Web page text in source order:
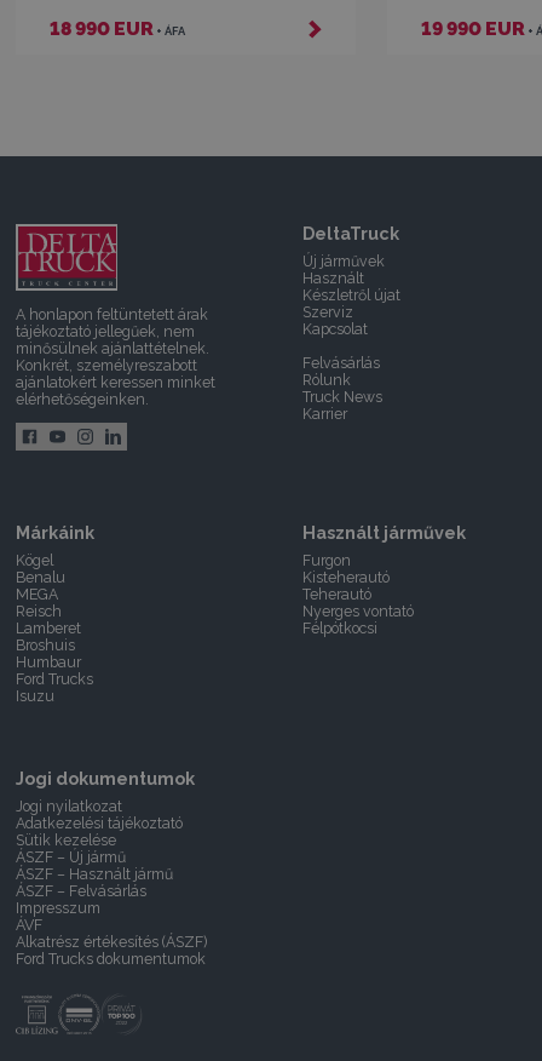
18 990 EUR + ÁFA 19 990 EUR +
A honlapon feltüntetett árak
tájékoztató jellegűek, nem
minősülnek ajánlattételnek.
Konkrét, személyreszabott
ajánlatokért keressen minket
elérhetőségeinken.
DeltaTruck
Új járművek
Használt
Készletről újat
Szerviz
Kapcsolat
Felvásárlás
Rólunk
Truck News
Karrier
Márkáink
Kögel
Benalu
MEGA
Reisch
Lamberet
Broshuis
Humbaur
Ford Trucks
Isuzu
Használt járművek
Furgon
Kisteherautó
Teherautó
Nyerges vontató
Félpótkocsi
Jogi dokumentumok
Jogi nyilatkozat
Adatkezelési tájékoztató
Sütik kezelése
ÁSZF – Új jármű
ÁSZF – Használt jármű
ÁSZF – Felvásárlás
Impresszum
ÁVF
Alkatrész értékesítés (ÁSZF)
Ford Trucks dokumentumok